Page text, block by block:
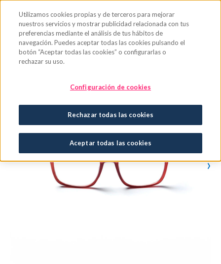
›
Utilizamos cookies propias y de terceros para mejorar
nuestros servicios y mostrar publicidad relacionada con tus
preferencias mediante el análisis de tus hábitos de
navegación. Puedes aceptar todas las cookies pulsando el
botón “Aceptar todas las cookies” o configurarlas o
rechazar su uso.
Configuración de cookies
Rechazar todas las cookies
Aceptar todas las cookies